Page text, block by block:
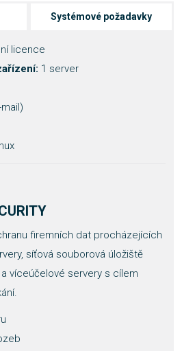
Systémové požadavky
licence
1 server
firemních dat procházejících
síťová souborová úložiště
víceúčelové servery s cílem